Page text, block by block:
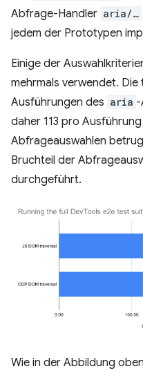
Abfrage-Handler aria/…
jedem der Prototypen
Einige der
mehrmals verwendet.
Ausführungen des aria -
daher 113 pro
Abfrageauswahlen
Bruchteil der
durchgeführt.
Wie in der Abbildung